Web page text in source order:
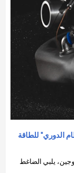
الدوري" للطاقة
يلبي الضاغط